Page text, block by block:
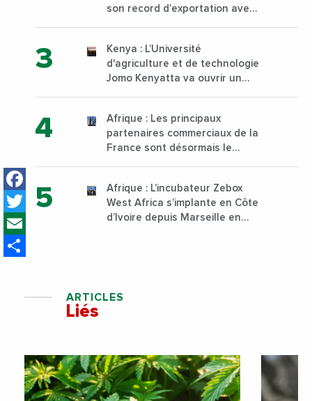
Facebook
Twitter
son record d’exportation avec
Kenya : L’Université
d'agriculture et de technologie
Jomo Kenyatta va ouvrir un
sur son campus de Karen à
Nairobi dès janvier 2023
Afrique : Les principaux
partenaires commerciaux de la
France sont désormais le
Afrique : L’incubateur Zebox
West Africa s’implante en Côte
d’Ivoire depuis Marseille en
ARTICLES
Liés